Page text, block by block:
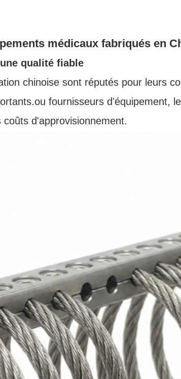
médicaux fabriqués en
qualité fiable
chinoise sont réputés pour leurs
fournisseurs d'équipement,
d'approvisionnement.